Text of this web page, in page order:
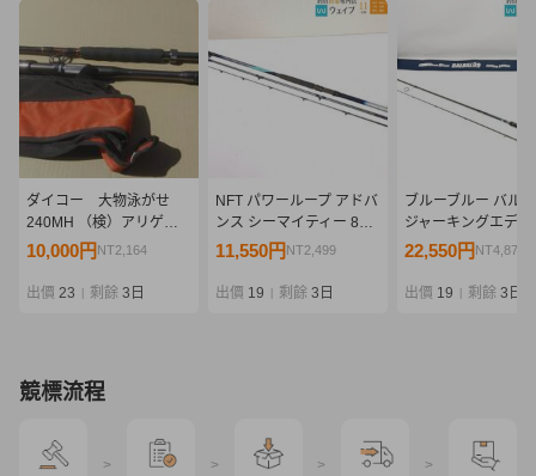
ダイコー 大物泳がせ
240MH （検）アリゲー
ター 剛樹 CAMEX キ
発 釣武者 ロッド コ
10,000円 NT2,164
出價 23 剩餘 3日
NFT パワーループ アドバ
ンス シーマイティー 80-
330
11,550円 NT2,499
出價 19 剩餘 3日
ブルーブルー バル
ジャーキングエディ
ン 美品
22,550円 NT4,879
出價 19 剩餘 3日
競標流程
> > > >